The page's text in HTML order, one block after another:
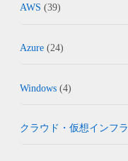
AWS (39)
Azure (24)
Windows (4)
クラウド・仮想インフラ